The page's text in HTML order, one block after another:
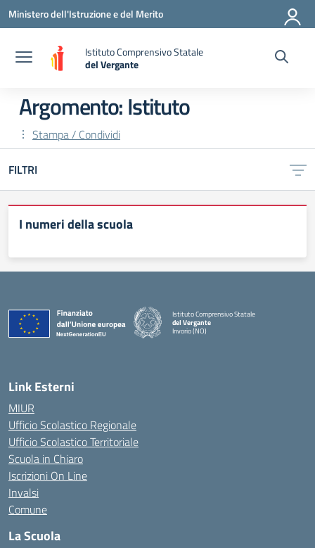
Vai ai contenuti
Vai al menu di navigazione
Vai al footer
Ministero dell'Istruzione e del Merito
Istituto Comprensivo Statale
del Vergante
— Visita la pagina iniziale della scuola
Argomento: Istituto
Stampa / Condividi
FILTRI
I numeri della scuola
Istituto Comprensivo Statale
del Vergante
Invorio (NO)
Link Esterni
MIUR
Ufficio Scolastico Regionale
Ufficio Scolastico Territoriale
Scuola in Chiaro
Iscrizioni On Line
Invalsi
Comune
La Scuola